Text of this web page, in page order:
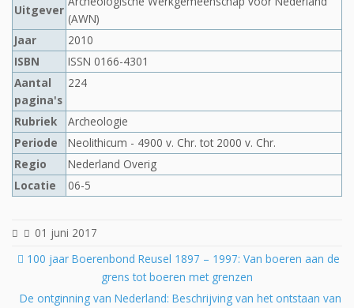
Uitgever
(AWN)
Jaar
2010
ISBN
ISSN 0166-4301
Aantal
pagina's
224
Rubriek
Archeologie
Periode
Neolithicum - 4900 v. Chr. tot 2000 v. Chr.
Regio
Nederland Overig
Locatie
06-5
01 juni 2017
Post
100 jaar Boerenbond Reusel 1897 – 1997: Van boeren aan de
grens tot boeren met grenzen
De ontginning van Nederland: Beschrijving van het ontstaan van